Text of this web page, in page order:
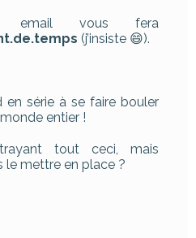
email vous fera
(j’insiste 😄).
en série à se faire bouler
entier !
tout ceci, mais
mettre en place ?